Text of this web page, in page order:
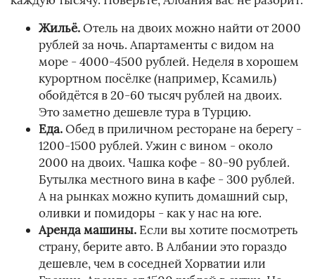
Жильё.Отель на двоих можно найти от 2000
рублей за ночь. Апартаменты с видом на
море - 4000-4500 рублей. Неделя в хорошем
курортном посёлке (например, Ксамиль)
обойдётся в 20-60 тысяч рублей на двоих.
Это заметно дешевле тура в Турцию.
Еда.Обед в приличном ресторане на берегу -
1200-1500 рублей. Ужин с вином - около
2000 на двоих. Чашка кофе - 80-90 рублей.
Бутылка местного вина в кафе - 300 рублей.
А на рынках можно купить домашний сыр,
оливки и помидоры - как у нас на юге.
Аренда машины. Если вы хотите посмотреть
страну, берите авто. В Албании это гораздо
дешевле, чем в соседней Хорватии или